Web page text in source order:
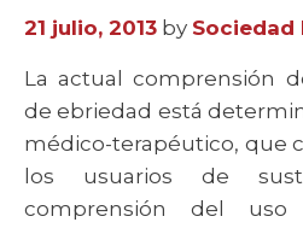
21 julio, 2013 by Sociedad
La actual comprensión
de ebriedad está
médico-terapéutico, que
los usuarios de
comprensión del